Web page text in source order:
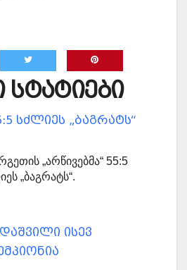
სტატიები
სძლიეს „ბაგრატს“
„არწივებმა“ 55:5
„ბაგრატს“.
ისევ